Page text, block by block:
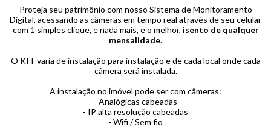
Proteja seu patrimônio com nosso Sistema de Monitoramento
Digital, acessando as câmeras em tempo real através de seu celular
com 1 simples clique, e nada mais, e o melhor, isento de qualquer
mensalidade.
O KIT varia de instalação para instalação e de cada local onde cada
câmera será instalada.
A instalação no imóvel pode ser com câmeras:
- Analógicas cabeadas
- IP alta resolução cabeadas
- Wifi / Sem fio